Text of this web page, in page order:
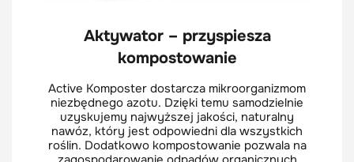
Aktywator – przyspiesza
kompostowanie
Active Komposter dostarcza mikroorganizmom
niezbędnego azotu. Dzięki temu samodzielnie
uzyskujemy najwyższej jakości, naturalny
nawóz, który jest odpowiedni dla wszystkich
roślin. Dodatkowo kompostowanie pozwala na